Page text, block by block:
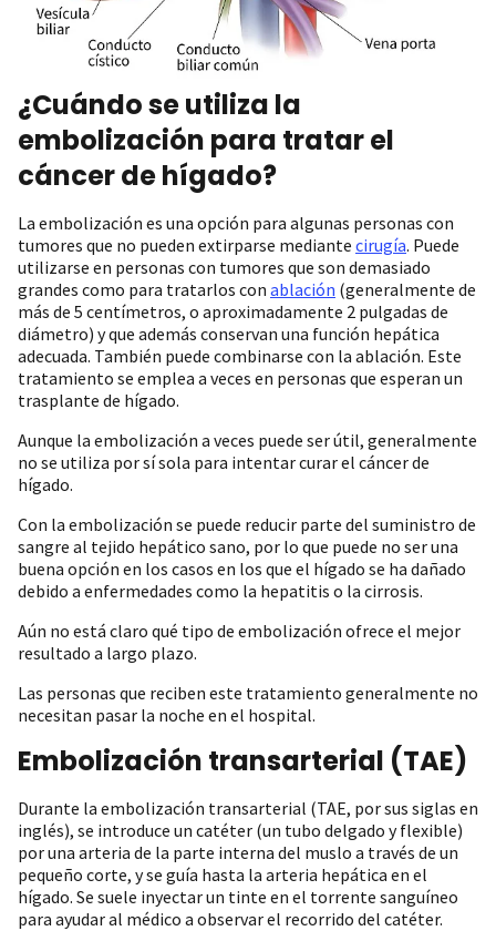
¿Cuándo se utiliza la
embolización para tratar el
cáncer de hígado?
La embolización es una opción para algunas personas con
tumores que no pueden extirparse mediante cirugía. Puede
utilizarse en personas con tumores que son demasiado
grandes como para tratarlos con ablación (generalmente de
más de 5 centímetros, o aproximadamente 2 pulgadas de
diámetro) y que además conservan una función hepática
adecuada. También puede combinarse con la ablación. Este
tratamiento se emplea a veces en personas que esperan un
trasplante de hígado.
Aunque la embolización a veces puede ser útil, generalmente
no se utiliza por sí sola para intentar curar el cáncer de
hígado.
Con la embolización se puede reducir parte del suministro de
sangre al tejido hepático sano, por lo que puede no ser una
buena opción en los casos en los que el hígado se ha dañado
debido a enfermedades como la hepatitis o la cirrosis.
Aún no está claro qué tipo de embolización ofrece el mejor
resultado a largo plazo.
Las personas que reciben este tratamiento generalmente no
necesitan pasar la noche en el hospital.
Embolización transarterial (TAE)
Durante la embolización transarterial (TAE, por sus siglas en
inglés), se introduce un catéter (un tubo delgado y flexible)
por una arteria de la parte interna del muslo a través de un
pequeño corte, y se guía hasta la arteria hepática en el
hígado. Se suele inyectar un tinte en el torrente sanguíneo
para ayudar al médico a observar el recorrido del catéter.